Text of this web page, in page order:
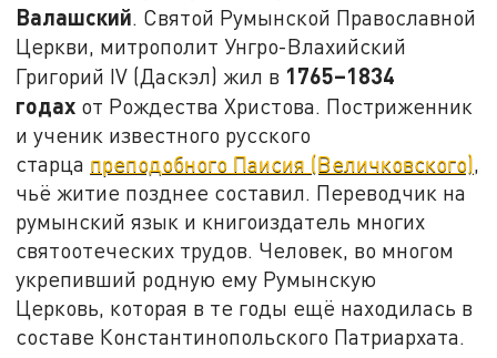
Валашский. Святой Румынской Православной
Церкви, митрополит Унгро-Влахийский
Григорий IV (Даскэл) жил в 1765–1834
годах от Рождества Христова. Постриженник
и ученик известного русского
старца преподобного Паисия (Величковского),
чьё житие позднее составил. Переводчик на
румынский язык и книгоиздатель многих
святоотеческих трудов. Человек, во многом
укрепивший родную ему Румынскую
Церковь, которая в те годы ещё находилась в
составе Константинопольского Патриархата.